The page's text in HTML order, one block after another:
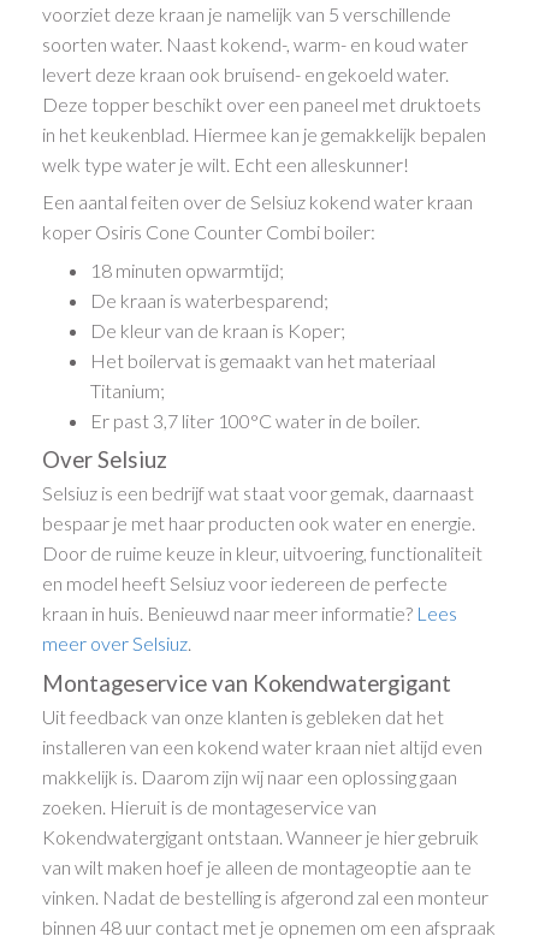
voorziet deze kraan je namelijk van 5 verschillende
soorten water. Naast kokend-, warm- en koud water
levert deze kraan ook bruisend- en gekoeld water.
Deze topper beschikt over een paneel met druktoets
in het keukenblad. Hiermee kan je gemakkelijk bepalen
welk type water je wilt. Echt een alleskunner!
Een aantal feiten over de Selsiuz kokend water kraan
koper Osiris Cone Counter Combi boiler:
18 minuten opwarmtijd;
De kraan is waterbesparend;
De kleur van de kraan is Koper;
Het boilervat is gemaakt van het materiaal
Titanium;
Er past 3,7 liter 100°C water in de boiler.
Over Selsiuz
Selsiuz is een bedrijf wat staat voor gemak, daarnaast
bespaar je met haar producten ook water en energie.
Door de ruime keuze in kleur, uitvoering, functionaliteit
en model heeft Selsiuz voor iedereen de perfecte
kraan in huis. Benieuwd naar meer informatie? Lees
meer over Selsiuz.
Montageservice van Kokendwatergigant
Uit feedback van onze klanten is gebleken dat het
installeren van een kokend water kraan niet altijd even
makkelijk is. Daarom zijn wij naar een oplossing gaan
zoeken. Hieruit is de montageservice van
Kokendwatergigant ontstaan. Wanneer je hier gebruik
van wilt maken hoef je alleen de montageoptie aan te
vinken. Nadat de bestelling is afgerond zal een monteur
binnen 48 uur contact met je opnemen om een afspraak